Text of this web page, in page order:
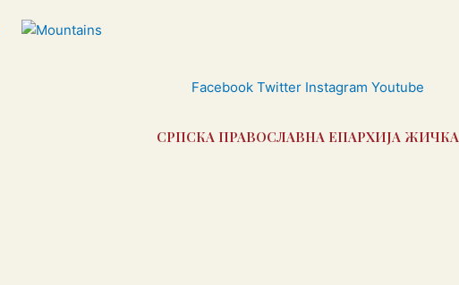
Facebook Twitter Instagram Youtube
СРПСКА ПРАВОСЛАВНА ЕПАРХИЈА ЖИЧКА